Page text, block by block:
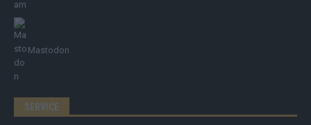
Mastodon
SERVICE